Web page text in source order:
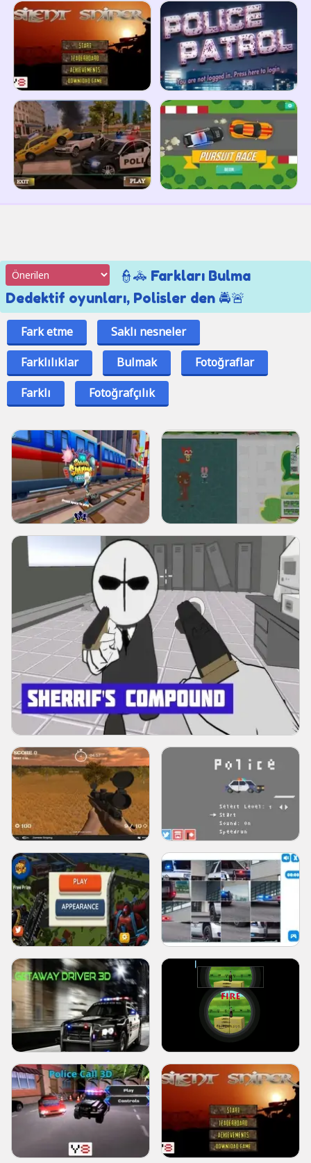
👮🚓 Farkları Bulma
Dedektif oyunları, Polisler den 🚔🚨
Fark etme
Saklı nesneler
Farklılıklar
Bulmak
Fotoğraflar
Farklı
Fotoğrafçılık